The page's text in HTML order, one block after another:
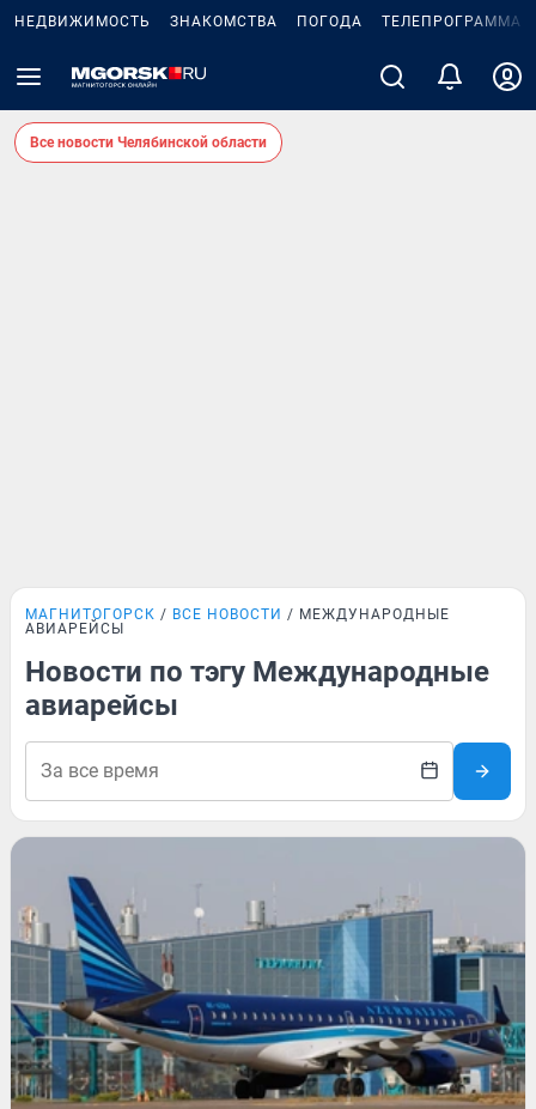
НЕДВИЖИМОСТЬ ЗНАКОМСТВА ПОГОДА ТЕЛЕПРОГРАММА
Все новости Челябинской области
МАГНИТОГОРСК ВСЕ НОВОСТИ
МЕЖДУНАРОДНЫЕ
АВИАРЕЙСЫ
Новости по тэгу Международные
авиарейсы